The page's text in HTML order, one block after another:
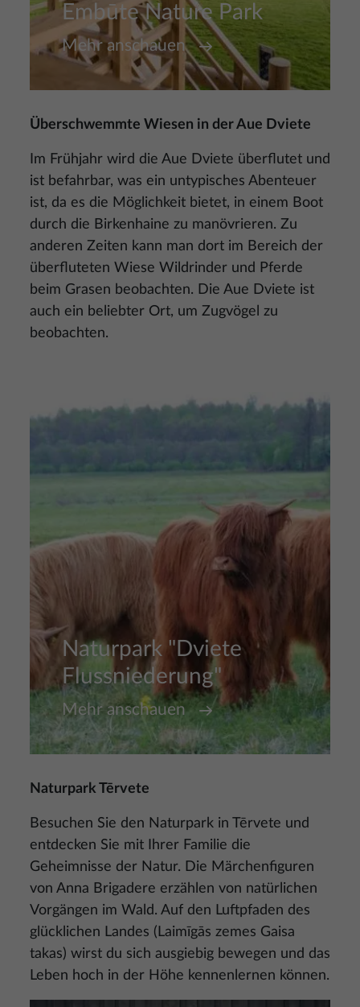
Embūte Nature Park
Mehr anschauen
Überschwemmte Wiesen in der Aue Dviete
Im Frühjahr wird die Aue Dviete überflutet und
ist befahrbar, was ein untypisches Abenteuer
ist, da es die Möglichkeit bietet, in einem Boot
durch die Birkenhaine zu manövrieren. Zu
anderen Zeiten kann man dort im Bereich der
überfluteten Wiese Wildrinder und Pferde
beim Grasen beobachten. Die Aue Dviete ist
auch ein beliebter Ort, um Zugvögel zu
beobachten.
Naturpark "Dviete
Flussniederung"
Mehr anschauen
Naturpark Tērvete
Besuchen Sie den Naturpark in Tērvete und
entdecken Sie mit Ihrer Familie die
Geheimnisse der Natur. Die Märchenfiguren
von Anna Brigadere erzählen von natürlichen
Vorgängen im Wald. Auf den Luftpfaden des
glücklichen Landes (Laimīgās zemes Gaisa
takas) wirst du sich ausgiebig bewegen und das
Leben hoch in der Höhe kennenlernen können.